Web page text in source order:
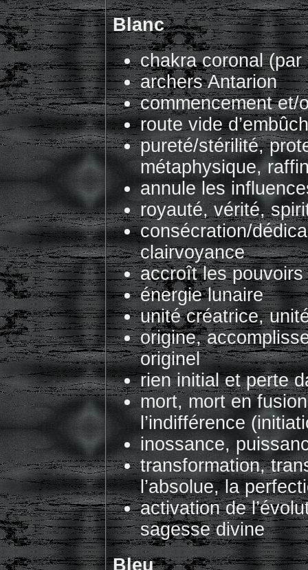
Blanc
chakra coronal (par
archers Antarion
commencement et/
route vide
pureté/stérilité,
métaphysique,
annule les
royauté, vérité,
consécration/
clairvoyance
accroît les
énergie lunaire
unité créatrice,
origine,
originel
rien initial et perte
mort, mort en
l’indifférence
inossance,
transformation,
l’absolue, la
activation de
sagesse divine
Bleu